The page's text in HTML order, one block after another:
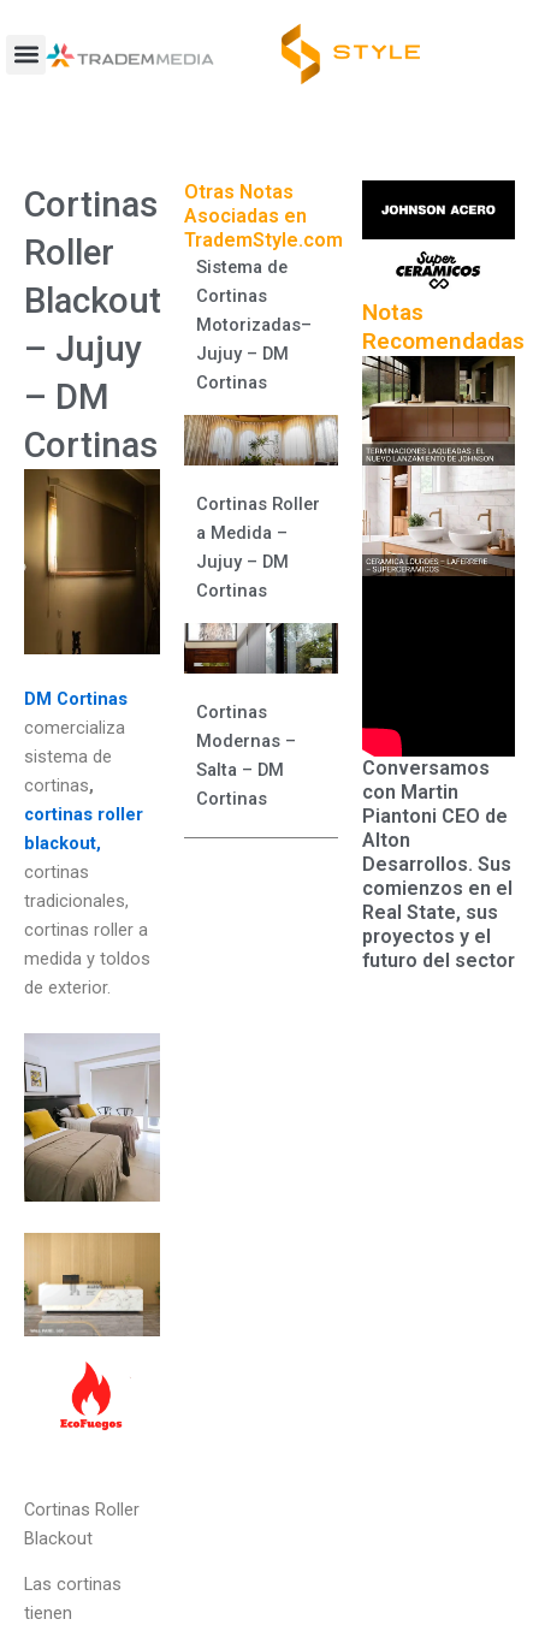
contenido
Cortinas
Roller
Blackout
– Jujuy
– DM
Cortinas
DM Cortinas
comercializa
sistema de
cortinas,
cortinas roller
blackout,
cortinas
tradicionales,
cortinas roller a
medida y toldos
de exterior.
Cortinas Roller
Blackout
Las cortinas
tienen
Otras Notas
Asociadas en
TrademStyle.com
Sistema de
Cortinas
Motorizadas–
Jujuy – DM
Cortinas
Cortinas Roller
a Medida –
Jujuy – DM
Cortinas
Cortinas
Modernas –
Salta – DM
Cortinas
Notas
Recomendadas
Conversamos
con Martin
Piantoni CEO de
Alton
Desarrollos. Sus
comienzos en el
Real State, sus
proyectos y el
futuro del sector